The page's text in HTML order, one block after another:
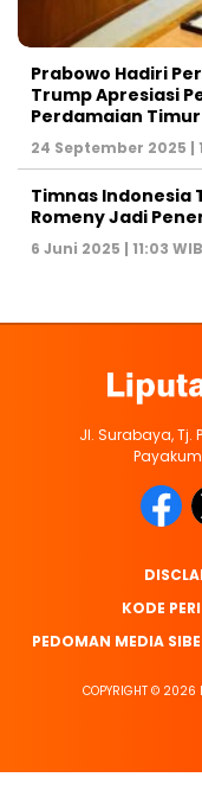
Prabowo Hadiri
Trump Apresiasi
Perdamaian
24 September 2025 |
Timnas Indonesia
Romeny Jadi
6 Juni 2025 | 11:03 WIB
Jl. Surabaya, Tj.
KODE
PEDOMAN MEDIA
COPYRIGHT © 2026